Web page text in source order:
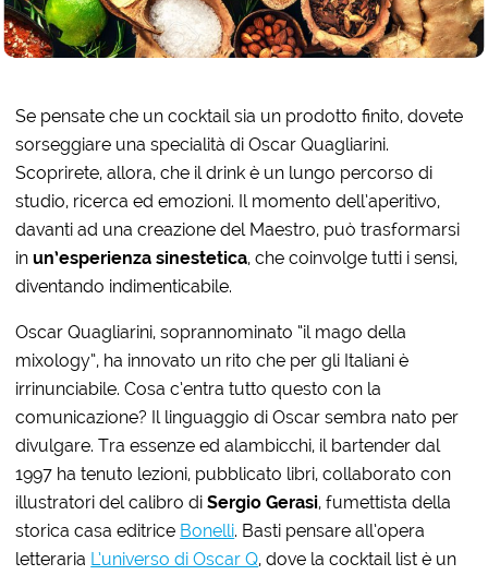
Se pensate che un cocktail sia un prodotto finito, dovete
sorseggiare una specialità di Oscar Quagliarini.
Scoprirete, allora, che il drink è un lungo percorso di
studio, ricerca ed emozioni. Il momento dell’aperitivo,
davanti ad una creazione del Maestro, può trasformarsi
inun’esperienza sinestetica, che coinvolge tutti i sensi,
diventando indimenticabile.
Oscar Quagliarini, soprannominato “il mago della
mixology”, ha innovato un rito che per gli Italiani è
irrinunciabile. Cosa c’entra tutto questo con la
comunicazione? Il linguaggio di Oscar sembra nato per
divulgare. Tra essenze ed alambicchi, il bartender dal
1997 ha tenuto lezioni, pubblicato libri, collaborato con
illustratori del calibro diSergio Gerasi, fumettista della
storica casa editrice Bonelli. Basti pensare all’opera
letteraria L’universo di Oscar Q, dove la cocktail list è un